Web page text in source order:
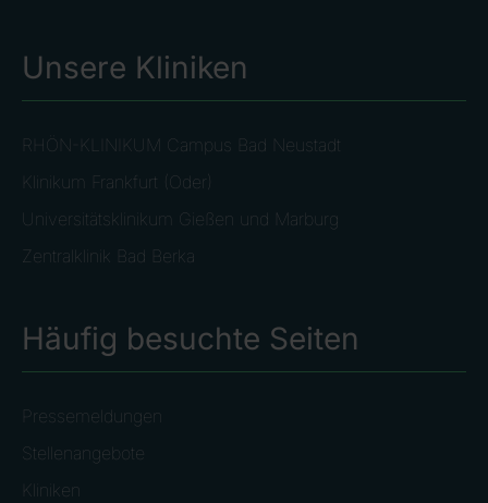
Unsere Kliniken
RHÖN-KLINIKUM Campus Bad Neustadt
Klinikum Frankfurt (Oder)
Universitätsklinikum Gießen und Marburg
Zentralklinik Bad Berka
Häufig besuchte Seiten
Pressemeldungen
Stellenangebote
Kliniken